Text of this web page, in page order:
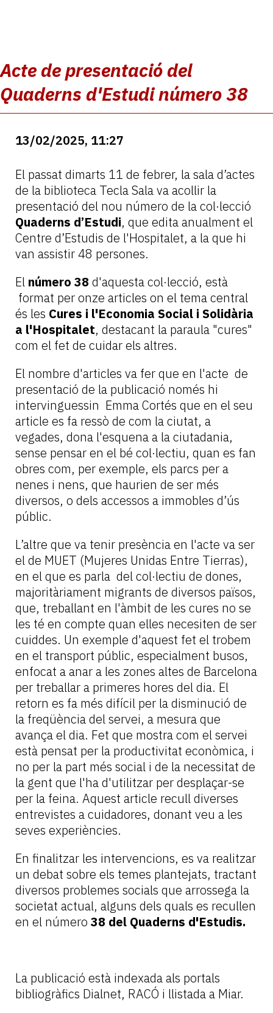
Acte de presentació del
Quaderns d'Estudi número 38
13/02/2025, 11:27
El passat dimarts 11 de febrer, la sala d’actes
de la biblioteca Tecla Sala va acollir la
presentació del nou número de la col·lecció
Quaderns d’Estudi, que edita anualment el
Centre d’Estudis de l'Hospitalet, a la que hi
van assistir 48 persones.
El número 38 d'aquesta col·lecció, està
format per onze articles on el tema central
és les Cures i l'Economia Social i Solidària
a l'Hospitalet, destacant la paraula "cures"
com el fet de cuidar els altres.
El nombre d'articles va fer que en l'acte de
presentació de la publicació només hi
intervinguessin Emma Cortés que en el seu
article es fa ressò de com la ciutat, a
vegades, dona l'esquena a la ciutadania,
sense pensar en el bé col·lectiu, quan es fan
obres com, per exemple, els parcs per a
nenes i nens, que haurien de ser més
diversos, o dels accessos a immobles d’ús
públic.
L’altre que va tenir presència en l'acte va ser
el de MUET (Mujeres Unidas Entre Tierras),
en el que es parla del col·lectiu de dones,
majoritàriament migrants de diversos països,
que, treballant en l'àmbit de les cures no se
les té en compte quan elles necesiten de ser
cuiddes. Un exemple d'aquest fet el trobem
en el transport públic, especialment busos,
enfocat a anar a les zones altes de Barcelona
per treballar a primeres hores del dia. El
retorn es fa més difícil per la disminució de
la freqüència del servei, a mesura que
avança el dia. Fet que mostra com el servei
està pensat per la productivitat econòmica, i
no per la part més social i de la necessitat de
la gent que l'ha d'utilitzar per desplaçar-se
per la feina. Aquest article recull diverses
entrevistes a cuidadores, donant veu a les
seves experiències.
En finalitzar les intervencions, es va realitzar
un debat sobre els temes plantejats, tractant
diversos problemes socials que arrossega la
societat actual, alguns dels quals es recullen
en el número 38 del Quaderns d'Estudis.
La publicació està indexada als portals
bibliogràfics Dialnet, RACÓ i llistada a Miar.